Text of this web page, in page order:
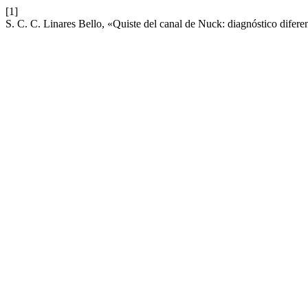
[1]
S. C. C. Linares Bello, «Quiste del canal de Nuck: diagnóstico